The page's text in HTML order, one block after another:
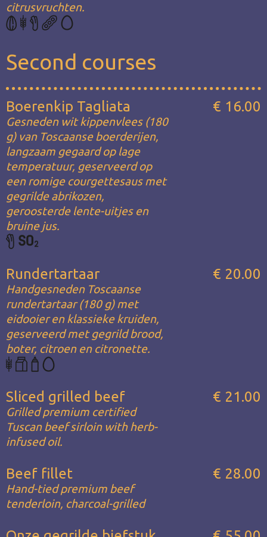
citrusvruchten.
Second courses
Boerenkip Tagliata
Gesneden wit kippenvlees (180
g) van Toscaanse boerderijen,
langzaam gegaard op lage
temperatuur, geserveerd op
een romige courgettesaus met
gegrilde abrikozen,
geroosterde lente-uitjes en
bruine jus.
€ 16.00
Rundertartaar
Handgesneden Toscaanse
rundertartaar (180 g) met
eidooier en klassieke kruiden,
geserveerd met gegrild brood,
boter, citroen en citronette.
€ 20.00
Sliced grilled beef
Grilled premium certified
Tuscan beef sirloin with herb-
infused oil.
€ 21.00
Beef fillet
Hand-tied premium beef
tenderloin, charcoal-grilled
€ 28.00